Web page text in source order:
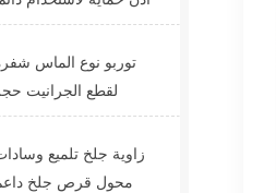
أفضل تصميم
توربو نوع الماس
لقطع الجرانيت
الكوارتز الصين
التوريد
زاوية جلخ تلميع
محول قرص جلخ